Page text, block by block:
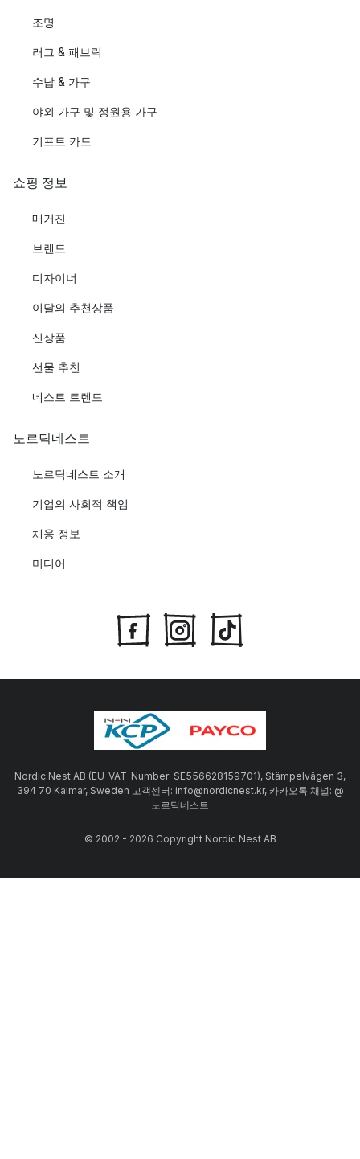
조명
러그 & 패브릭
수납 & 가구
야외 가구 및 정원용 가구
기프트 카드
쇼핑 정보
매거진
브랜드
디자이너
이달의 추천상품
신상품
선물 추천
네스트 트렌드
노르딕네스트
노르딕네스트 소개
기업의 사회적 책임
채용 정보
미디어
Nordic Nest AB (EU-VAT-Number: SE556628159701), Stämpelvägen 3,
394 70 Kalmar, Sweden 고객센터: info@nordicnest.kr, 카카오톡 채널: @
노르딕네스트
© 2002 - 2026 Copyright Nordic Nest AB